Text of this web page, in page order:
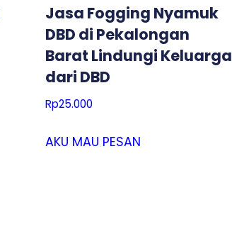
Jasa Fogging Nyamuk
DBD di Pekalongan
Barat Lindungi Keluarga
dari DBD
Rp25.000
AKU MAU PESAN